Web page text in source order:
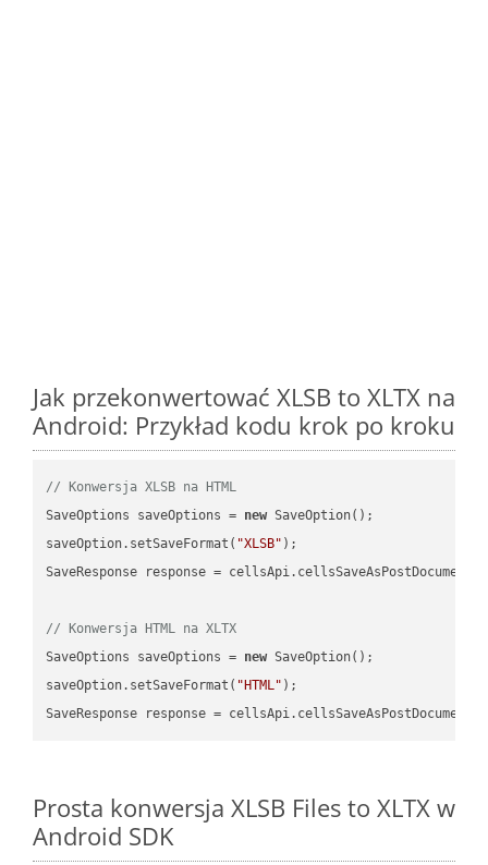
Jak przekonwertować XLSB to XLTX na
Android: Przykład kodu krok po kroku
// Konwersja XLSB na HTML
SaveOptions saveOptions = new SaveOption();
saveOption.setSaveFormat( "XLSB" );
SaveResponse response =
// Konwersja HTML na XLTX
SaveOptions saveOptions = new SaveOption();
saveOption.setSaveFormat( "HTML" );
SaveResponse response =
Prosta konwersja XLSB Files to XLTX w
Android SDK